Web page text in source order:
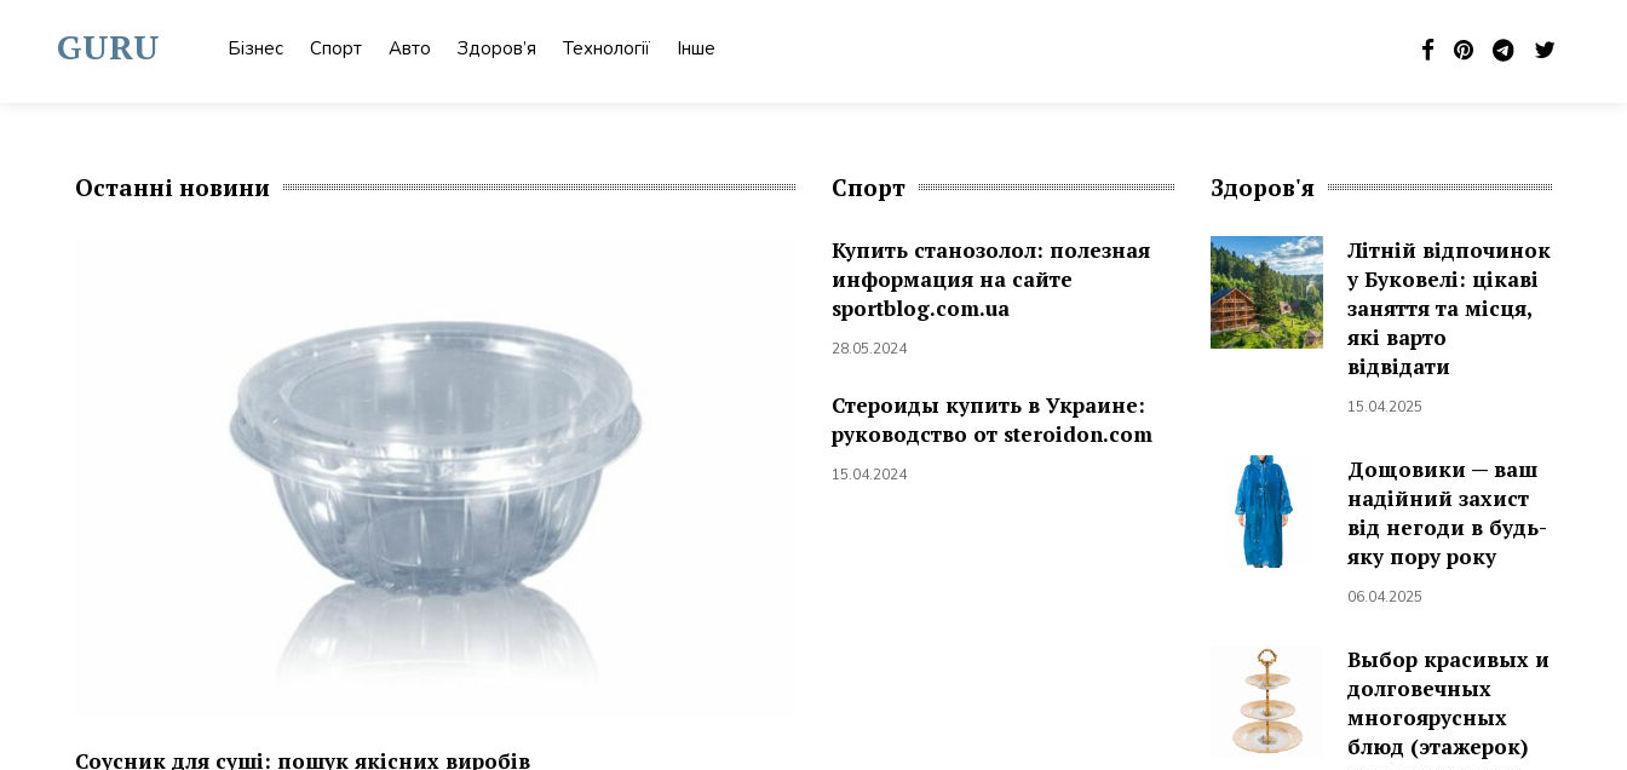
contentGURU Бізнес Спорт Авто Здоров’я Технології Інше
Останні новини
Соусник для суші: пошук якісних виробів
Спорт
Купить станозолол: полезная
информация на сайте
sportblog.com.ua
28.05.2024
Стероиды купить в Украине:
руководство от steroidon.com
15.04.2024
Здоров'я
Літній відпочинок
у Буковелі: цікаві
заняття та місця,
які варто
відвідати
15.04.2025
Дощовики — ваш
надійний захист
від негоди в будь-
яку пору року
06.04.2025
Выбор красивых и
долговечных
многоярусных
блюд (этажерок)